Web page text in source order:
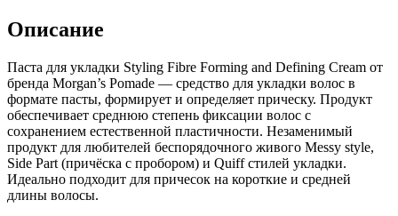
мл
Описание
Паста для укладки Styling Fibre Forming and Defining Cream от
бренда Morgan’s Pomade — средство для укладки волос в
формате пасты, формирует и определяет прическу. Продукт
обеспечивает среднюю степень фиксации волос с
сохранением естественной пластичности. Незаменимый
продукт для любителей беспорядочного живого Messy style,
Side Part (причёска с пробором) и Quiff стилей укладки.
Идеально подходит для причесок на короткие и средней
длины волосы.